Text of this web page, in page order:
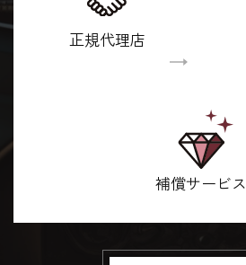
正規代理店
補償サービス